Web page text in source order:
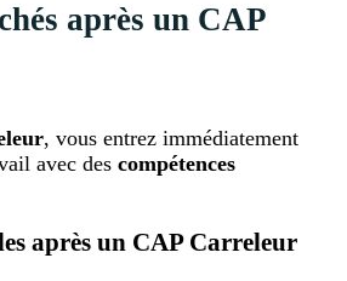
après un CAP
, vous entrez immédiatement
avec des compétences
après un CAP Carreleur